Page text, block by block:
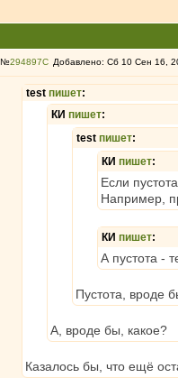
№294897 Добавлено: Сб 10 Сен 16,
test пишет:
КИ пишет:
test пишет:
КИ пишет:
Если
Например,
КИ пишет:
А пустота -
Пустота, вроде
А, вроде бы, какое?
Казалось бы, что ещё